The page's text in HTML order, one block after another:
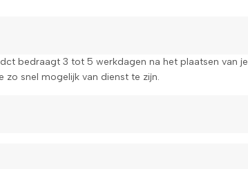
bedraagt 3 tot 5 werkdagen na het plaatsen van je
snel mogelijk van dienst te zijn.